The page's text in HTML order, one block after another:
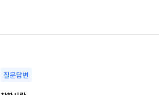
질문답변